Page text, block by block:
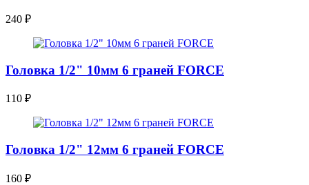
240 ₽
Головка 1/2" 10мм 6 граней FORCE
110 ₽
Головка 1/2" 12мм 6 граней FORCE
160 ₽